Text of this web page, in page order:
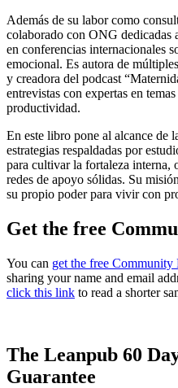
Además de su labor como
colaborado con ONG dedicadas
en conferencias internacionales
emocional. Es autora de
y creadora del podcast
entrevistas con expertas en
productividad.
En este libro pone al alcance de
estrategias respaldadas por
para cultivar la fortaleza
redes de apoyo sólidas. Su
su propio poder para vivir con
Get the free
You can get the free
sharing your name and email
click this link to read a shorter
The Leanpub 60
Guarantee